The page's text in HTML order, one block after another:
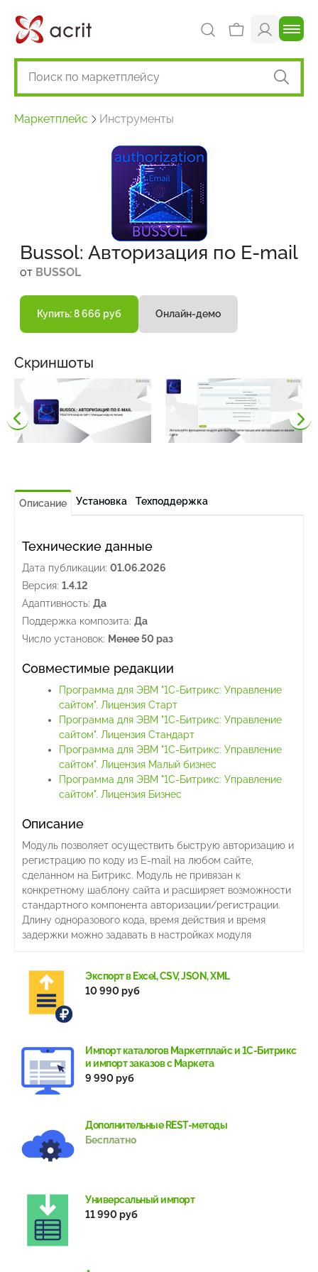
Маркетплейс Инструменты
Bussol: Авторизация по E-mail
от BUSSOL
Купить: 8 666 руб Онлайн-демо
Скриншоты
Описание Установка Техподдержка
Технические данные
Дата публикации: 01.06.2026
Версия: 1.4.12
Адаптивность: Да
Поддержка композита: Да
Число установок: Менее 50 раз
Совместимые редакции
Программа для ЭВМ "1С-Битрикс: Управление
сайтом". Лицензия Старт
Программа для ЭВМ "1С-Битрикс: Управление
сайтом". Лицензия Стандарт
Программа для ЭВМ "1С-Битрикс: Управление
сайтом". Лицензия Малый бизнес
Программа для ЭВМ "1С-Битрикс: Управление
сайтом". Лицензия Бизнес
Описание
Модуль позволяет осуществить быструю авторизацию и
регистрацию по коду из E-mail на любом сайте,
сделанном на Битрикс. Модуль не привязан к
конкретному шаблону сайта и расширяет возможности
стандартного компонента авторизации/регистрации.
Длину одноразового кода, время действия и время
задержки можно задавать в настройках модуля
Экспорт в Excel, CSV, JSON, XML
10 990 руб
Импорт каталогов Маркетплайс и 1С-Битрикс
и импорт заказов с Маркета
9 990 руб
Дополнительные REST-методы
Бесплатно
Универсальный импорт
11 990 руб